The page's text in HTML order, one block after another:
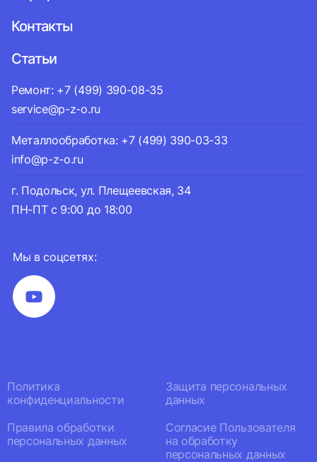
Мы в соцсетях:
Контакты
Статьи
Ремонт: +7 (499) 390-08-35
service@p-z-o.ru
Металлообработка: +7 (499) 390-03-33
info@p-z-o.ru
г. Подольск, ул. Плещеевская, 34
ПН-ПТ с 9:00 до 18:00
Политика
конфиденциальности
Защита персональных
данных
Правила обработки
персональных данных
Согласие Пользователя
на обработку
персональных данных